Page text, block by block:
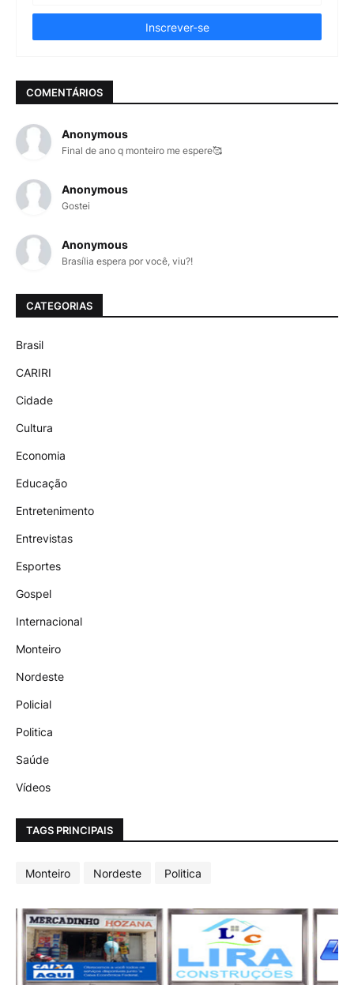
COMENTÁRIOS
Anonymous
Final de ano q monteiro me espere🥰
Anonymous
Gostei
Anonymous
Brasília espera por você, viu?!
CATEGORIAS
Brasil
CARIRI
Cidade
Cultura
Economia
Educação
Entretenimento
Entrevistas
Esportes
Gospel
Internacional
Monteiro
Nordeste
Policial
Politica
Saúde
Vídeos
TAGS PRINCIPAIS
Monteiro Nordeste Politica